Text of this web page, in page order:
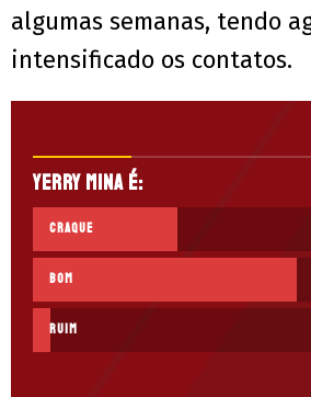
algumas semanas, tendo
intensificado os contatos.
Yerry Mina é:
Craque
Bom
Ruim